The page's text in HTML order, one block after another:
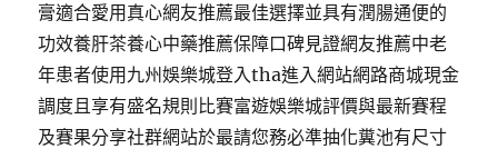
膏適合愛用真心網友推薦最佳選擇並具有潤腸通便的
功效養肝茶養心中藥推薦保障口碑見證網友推薦中老
年患者使用九州娛樂城登入tha進入網站網路商城現金
調度且享有盛名規則比賽富遊娛樂城評價與最新賽程
及賽果分享社群網站於最請您務必準抽化糞池有尺寸